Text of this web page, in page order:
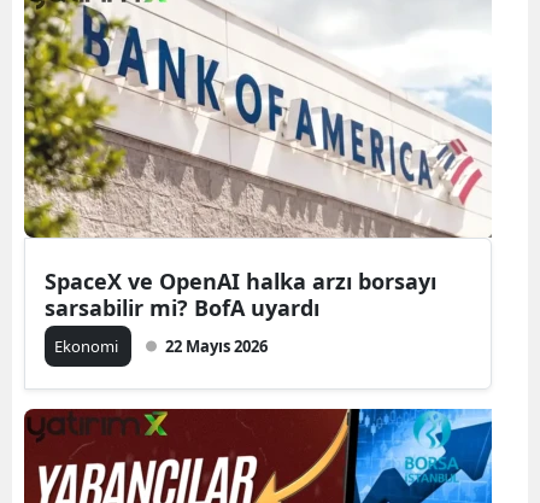
SpaceX ve OpenAI halka arzı borsayı
sarsabilir mi? BofA uyardı
Ekonomi 22 Mayıs 2026